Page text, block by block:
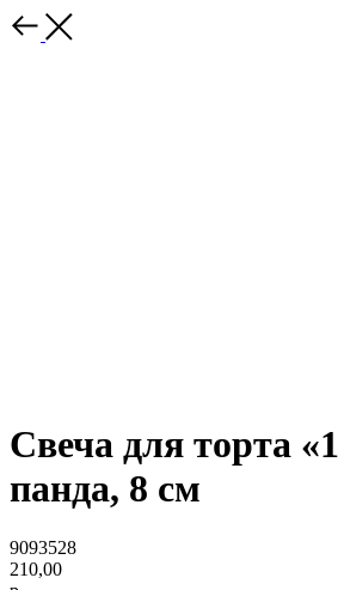
Свеча для торта
панда, 8 см
9093528
210,00